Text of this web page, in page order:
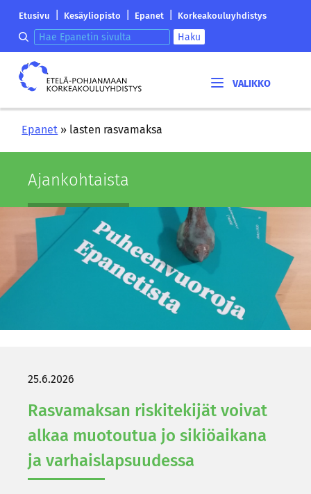
Etelä-
korkeakouluyhdistyksen
saapumissivu
Etusivu Kesäyliopisto Epanet Korkeakouluyhdistys
Hae epanetin sivulta Haku
Etelä-
Pohjanmaan
Epanet » lasten rasvamaksa
Ajan­koh­tais­ta
25.6.2026
Ras­va­mak­san ris­ki­te­ki­jät voi­vat
alkaa muo­tou­tua jo si­kiö­ai­ka­na
ja var­hais­lap­suu­des­sa